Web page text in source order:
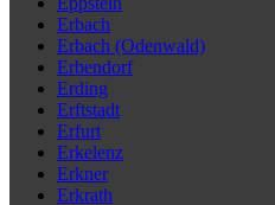
Erbach
Erbach (Odenwald)
Erbendorf
Erding
Erftstadt
Erfurt
Erkelenz
Erkner
Erkrath